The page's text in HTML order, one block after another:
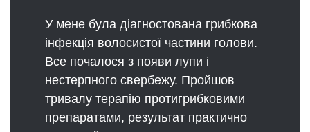
У мене була діагностована грибкова
інфекція волосистої частини голови.
Все почалося з появи лупи і
нестерпного свербежу. Пройшов
тривалу терапію протигрибковими
препаратами, результат практично